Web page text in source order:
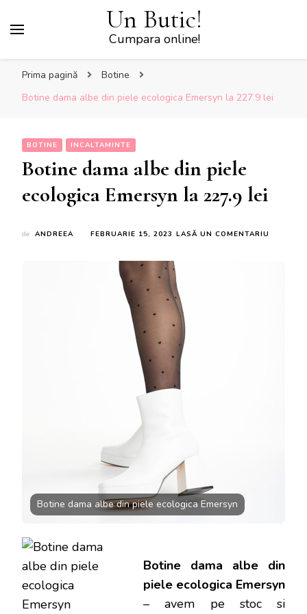
Un Butic!
Cumpara online!
Prima pagină
Botine
Botine dama albe din piele ecologica Emersyn la 227.9 lei
BOTINE INCALTAMINTE
Botine dama albe din piele
ecologica Emersyn la 227.9 lei
de ANDREEA FEBRUARIE 15, 2023 LASĂ UN COMENTARIU
Botine dama albe din piele ecologica Emersyn
Botine dama albe din
piele ecologica Emersyn
– avem pe stoc si